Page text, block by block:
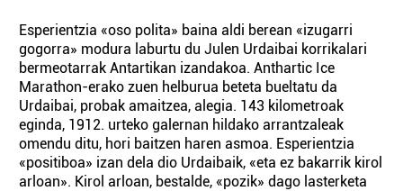
Esperientzia «oso polita» baina aldi berean «izugarri
gogorra» modura laburtu du Julen Urdaibai korrikalari
bermeotarrak Antartikan izandakoa. Anthartic Ice
Marathon-erako zuen helburua beteta bueltatu da
Urdaibai, probak amaitzea, alegia. 143 kilometroak
eginda, 1912. urteko galernan hildako arrantzaleak
omendu ditu, hori baitzen haren asmoa. Esperientzia
«positiboa» izan dela dio Urdaibaik, «eta ez bakarrik kirol
arloan». Kirol arloan, bestalde, «pozik» dago lasterketa